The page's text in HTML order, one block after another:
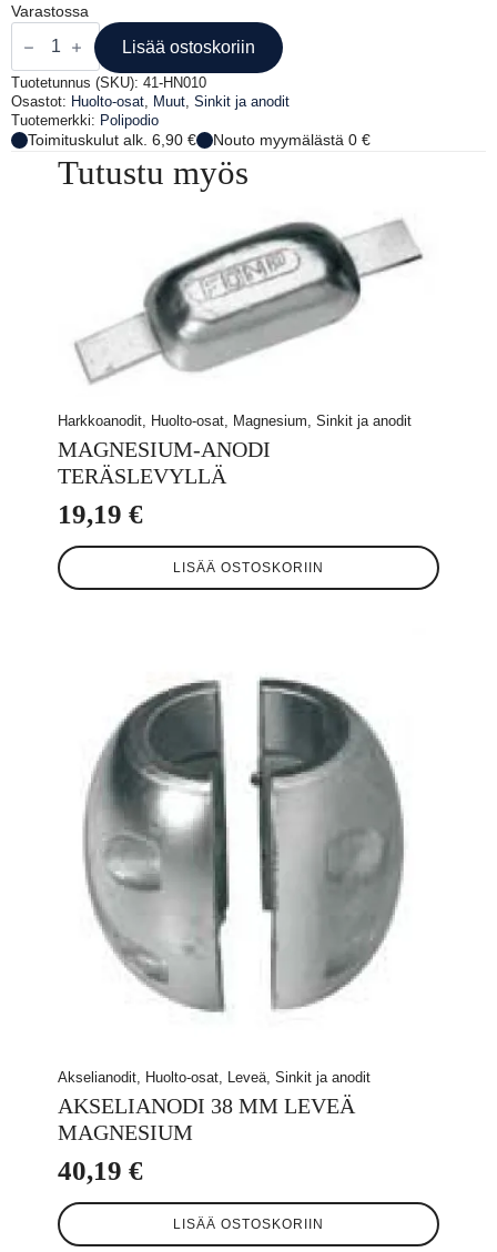
Varastossa
HONDA
SIIPI
41107-
ZW1-
B01ZA
määrä
Lisää ostoskoriin
Tuotetunnus (SKU): 41-HN010
Osastot: Huolto-osat Muut Sinkit ja anodit
Tuotemerkki: Polipodio
Toimituskulut alk. 6,90 € Nouto myymälästä 0 €
Tutustu myös
Harkkoanodit, Huolto-osat, Magnesium, Sinkit ja anodit
MAGNESIUM-ANODI
TERÄSLEVYLLÄ
19,19 €
LISÄÄ OSTOSKORIIN
Akselianodit, Huolto-osat, Leveä, Sinkit ja anodit
AKSELIANODI 38 MM LEVEÄ
MAGNESIUM
40,19 €
LISÄÄ OSTOSKORIIN